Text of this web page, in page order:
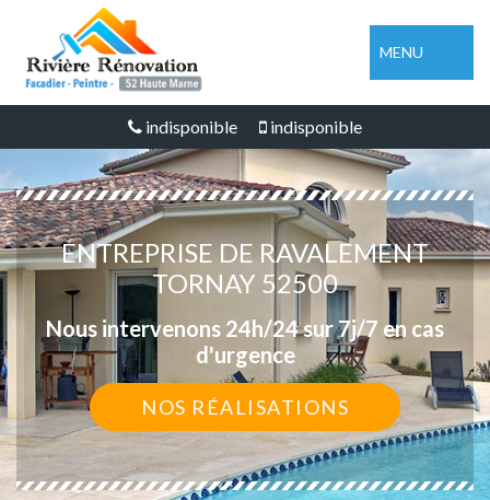
MENU
indisponible indisponible
ENTREPRISE DE RAVALEMENT
TORNAY 52500
Nous intervenons 24h/24 sur 7j/7 en cas
d'urgence
NOS RÉALISATIONS